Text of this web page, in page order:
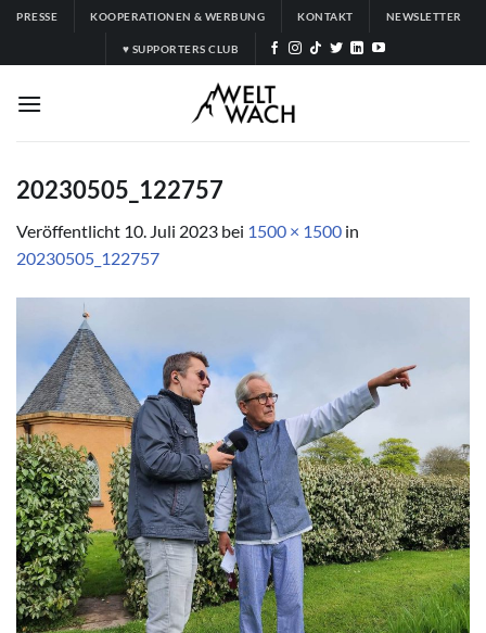
Zum
springen
PRESSE KOOPERATIONEN & WERBUNG KONTAKT NEWSLETTER
♥ SUPPORTERS CLUB
20230505_122757
Veröffentlicht 10. Juli 2023 bei 1500 × 1500 in
20230505_122757